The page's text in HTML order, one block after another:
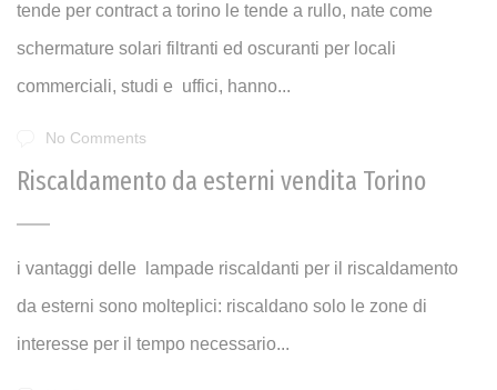
tende per contract a torino le tende a rullo, nate come
schermature solari filtranti ed oscuranti per locali
commerciali, studi e uffici, hanno...
No Comments
Riscaldamento da esterni vendita Torino
i vantaggi delle lampade riscaldanti per il riscaldamento
da esterni sono molteplici: riscaldano solo le zone di
interesse per il tempo necessario...